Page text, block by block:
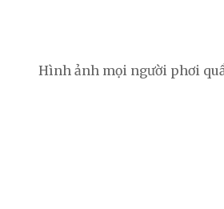
Hình ảnh mọi người phơi